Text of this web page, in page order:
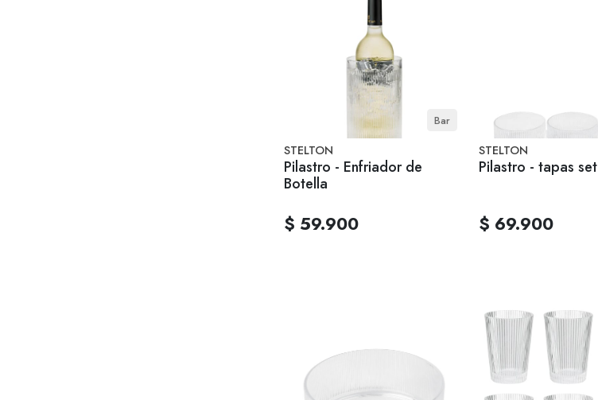
Bar
STELTON
Pilastro - Enfriador de
Botella
$ 59.900
STELTON
Pilastro - tapas set
$ 69.900